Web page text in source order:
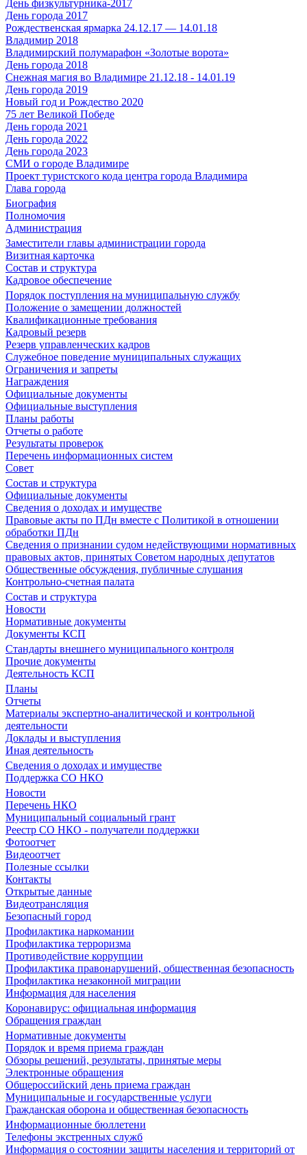
День физкультурника-2017
День города 2017
Рождественская ярмарка 24.12.17 — 14.01.18
Владимир 2018
Владимирский полумарафон «Золотые ворота»
День города 2018
Снежная магия во Владимире 21.12.18 - 14.01.19
День города 2019
Новый год и Рождество 2020
75 лет Великой Победе
День города 2021
День города 2022
День города 2023
СМИ о городе Владимире
Проект туристского кода центра города Владимира
Глава города
Биография
Полномочия
Администрация
Заместители главы администрации города
Визитная карточка
Состав и структура
Кадровое обеспечение
Порядок поступления на муниципальную службу
Положение о замещении должностей
Квалификационные требования
Кадровый резерв
Резерв управленческих кадров
Служебное поведение муниципальных служащих
Ограничения и запреты
Награждения
Официальные документы
Официальные выступления
Планы работы
Отчеты о работе
Результаты проверок
Перечень информационных систем
Совет
Состав и структура
Официальные документы
Сведения о доходах и имуществе
Правовые акты по ПДн вместе с Политикой в отношении
обработки ПДн
Сведения о признании судом недействующими нормативных
правовых актов, принятых Советом народных депутатов
Общественные обсуждения, публичные слушания
Контрольно-счетная палата
Состав и структура
Новости
Нормативные документы
Документы КСП
Стандарты внешнего муниципального контроля
Прочие документы
Деятельность КСП
Планы
Отчеты
Материалы экспертно-аналитической и контрольной
деятельности
Доклады и выступления
Иная деятельность
Сведения о доходах и имуществе
Поддержка СО НКО
Новости
Перечень НКО
Муниципальный социальный грант
Реестр СО НКО - получатели поддержки
Фотоотчет
Видеоотчет
Полезные ссылки
Контакты
Открытые данные
Видеотрансляция
Безопасный город
Профилактика наркомании
Профилактика терроризма
Противодействие коррупции
Профилактика правонарушений, общественная безопасность
Профилактика незаконной миграции
Информация для населения
Коронавирус: официальная информация
Обращения граждан
Нормативные документы
Порядок и время приема граждан
Обзоры решений, результаты, принятые меры
Электронные обращения
Общероссийский день приема граждан
Муниципальные и государственные услуги
Гражданская оборона и общественная безопасность
Информационные бюллетени
Телефоны экстренных служб
Информация о состоянии защиты населения и территорий от